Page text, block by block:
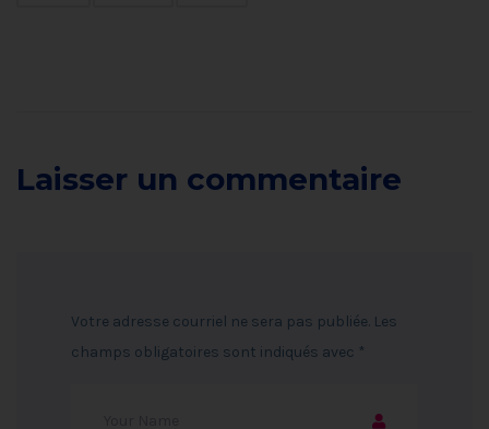
Laisser un commentaire
Votre adresse courriel ne sera pas publiée. Les
champs obligatoires sont indiqués avec *